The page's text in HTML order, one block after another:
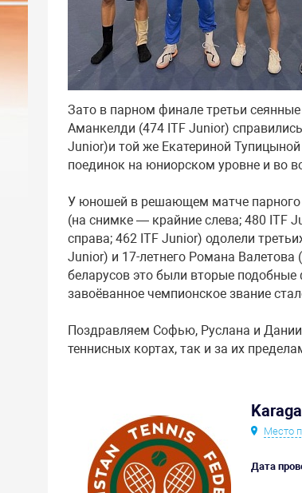
Зато в парном финале третьи сеянные
Аманкелди (474 ITF Junior)
Junior)и той же Екатериной
поединок на юниорском уровне и во
У юношей в решающем матче парного
(на снимке — крайние слева; 480 ITF
справа; 462 ITF Junior) одолели
Junior) и 17-летнего Романа
беларусов это были вторые
завоёванное чемпионское звание
Поздравляем Софью, Руслана и
теннисных кортах, так и за их
Место
Дата